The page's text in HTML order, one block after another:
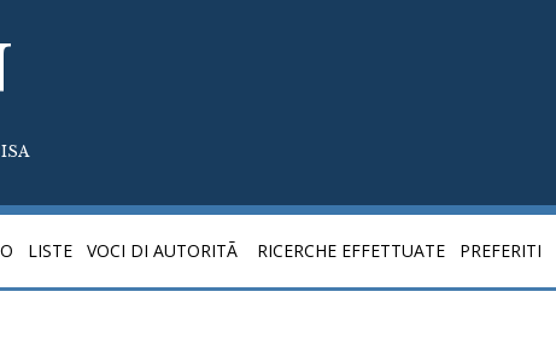
LISTE VOCI DI AUTORITÃ RICERCHE EFFETTUATE PREFERITI